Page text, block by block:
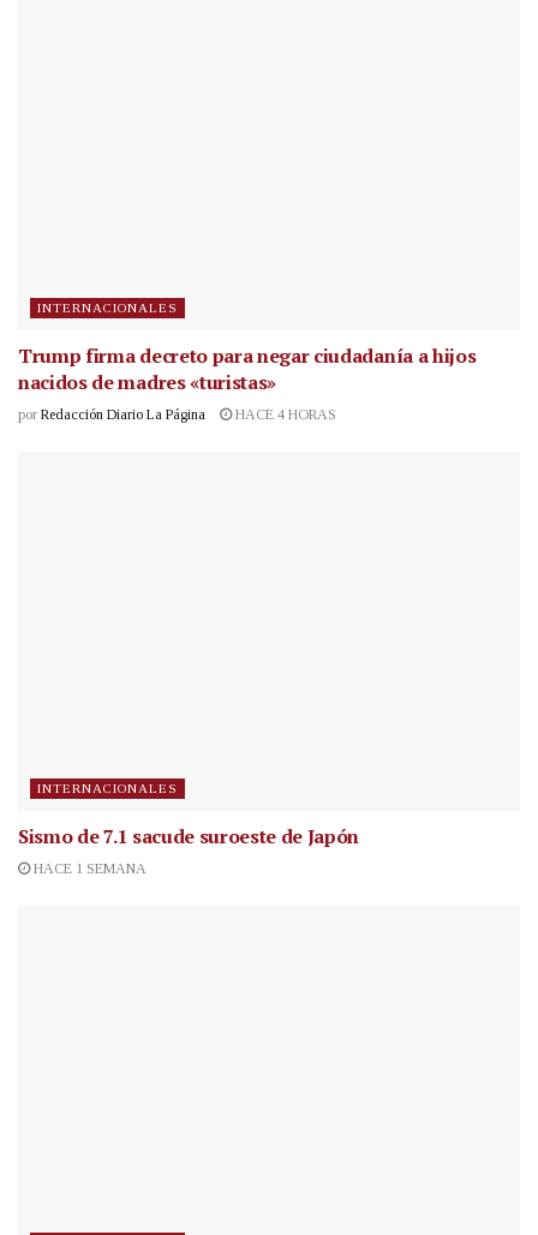
INTERNACIONALES
Trump firma decreto para negar ciudadanía a hijos
nacidos de madres «turistas»
por Redacción Diario La Página HACE 4 HORAS
INTERNACIONALES
Sismo de 7.1 sacude suroeste de Japón
HACE 1 SEMANA